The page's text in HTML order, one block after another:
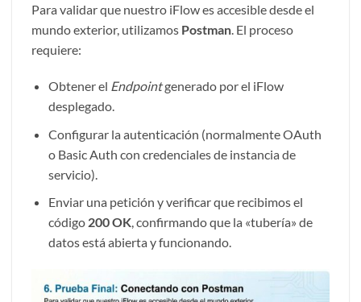
Para validar que nuestro iFlow es accesible desde el
mundo exterior, utilizamos Postman . El proceso
requiere:
Obtener el Endpointgenerado por el iFlow
desplegado.
Configurar la autenticación (normalmente OAuth
o Basic Auth con credenciales de instancia de
servicio).
Enviar una petición y verificar que recibimos el
código 200 OK, confirmando que la «tubería» de
datos está abierta y funcionando.